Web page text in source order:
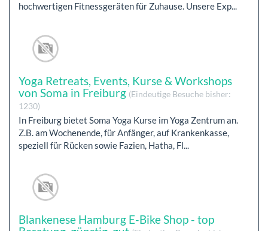
hochwertigen Fitnessgeräten für Zuhause. Unsere Exp...
Yoga Retreats, Events, Kurse & Workshops
von Soma in Freiburg (Eindeutige Besuche bisher:
1230)
In Freiburg bietet Soma Yoga Kurse im Yoga Zentrum an.
Z.B. am Wochenende, für Anfänger, auf Krankenkasse,
speziell für Rücken sowie Fazien, Hatha, Fl...
Blankenese Hamburg E-Bike Shop - top